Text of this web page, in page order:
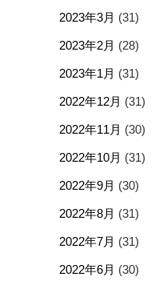
2023年3月 (31)
2023年2月 (28)
2023年1月 (31)
2022年12月 (31)
2022年11月 (30)
2022年10月 (31)
2022年9月 (30)
2022年8月 (31)
2022年7月 (31)
2022年6月 (30)